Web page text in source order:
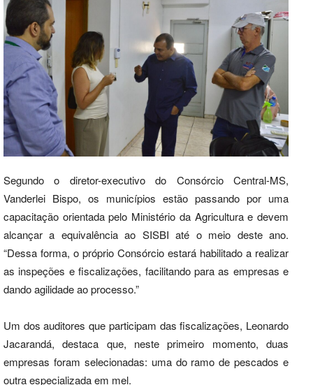
Segundo o diretor-executivo do Consórcio Central-MS,
Vanderlei Bispo, os municípios estão passando por uma
capacitação orientada pelo Ministério da Agricultura e devem
alcançar a equivalência ao SISBI até o meio deste ano.
“Dessa forma, o próprio Consórcio estará habilitado a realizar
as inspeções e fiscalizações, facilitando para as empresas e
dando agilidade ao processo.”
Um dos auditores que participam das fiscalizações, Leonardo
Jacarandá, destaca que, neste primeiro momento, duas
empresas foram selecionadas: uma do ramo de pescados e
outra especializada em mel.